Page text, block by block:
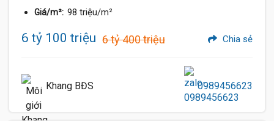
Giá/m²: 98 triệu/m²
6 tỷ 100 triệu 6 tỷ 400 triệu Chia sẻ
Khang BĐS 0989456623